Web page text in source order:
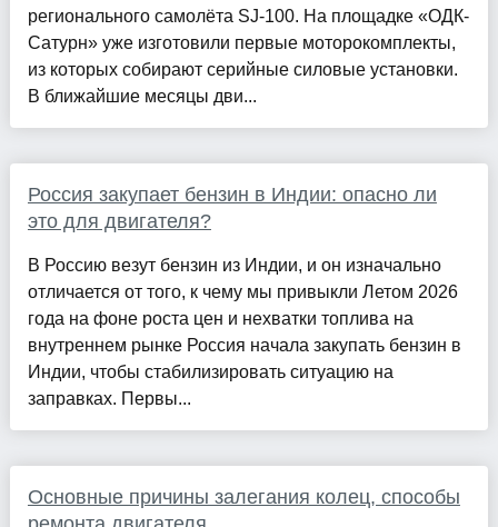
регионального самолёта SJ-100. На площадке «ОДК-
Сатурн» уже изготовили первые моторокомплекты,
из которых собирают серийные силовые установки.
В ближайшие месяцы дви...
Россия закупает бензин в Индии: опасно ли
это для двигателя?
В Россию везут бензин из Индии, и он изначально
отличается от того, к чему мы привыкли Летом 2026
года на фоне роста цен и нехватки топлива на
внутреннем рынке Россия начала закупать бензин в
Индии, чтобы стабилизировать ситуацию на
заправках. Первы...
Основные причины залегания колец, способы